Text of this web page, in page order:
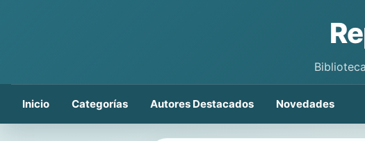
Inicio Categorías Autores Destacados Novedades